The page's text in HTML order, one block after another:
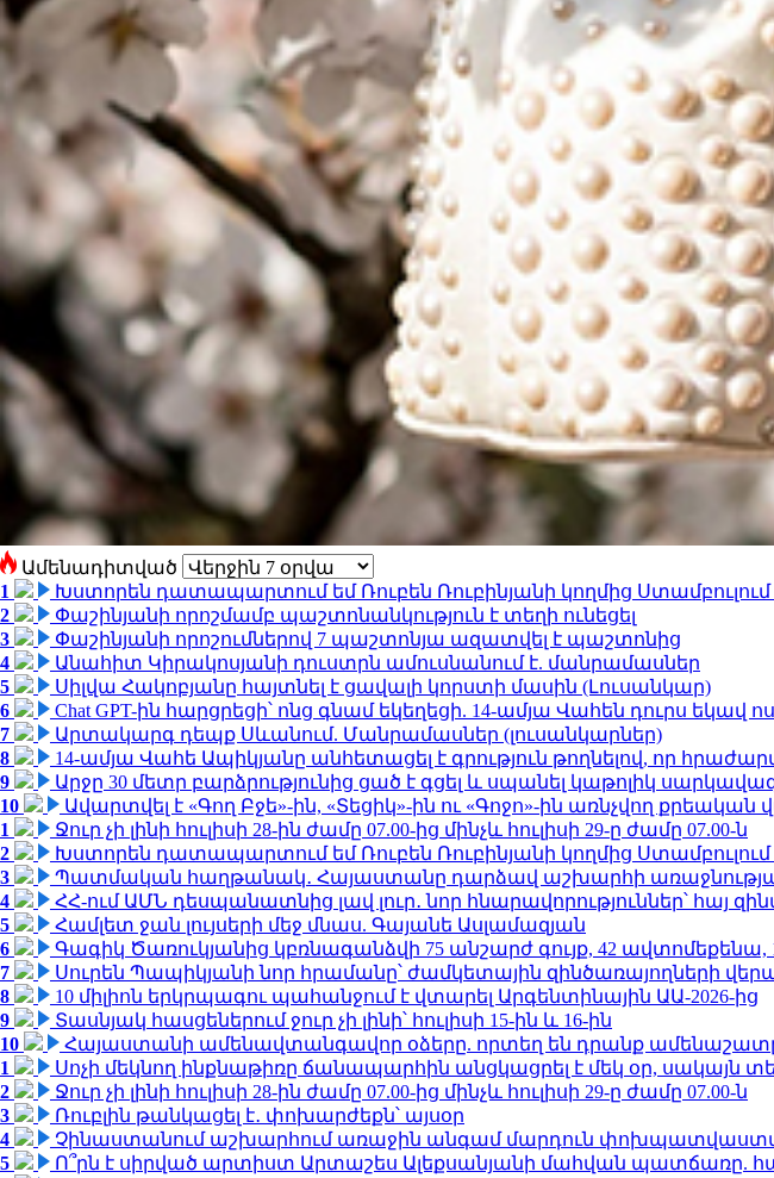
Ամենադիտված
1
Խստորեն դատապարտում եմ Ռուբեն Ռուբինյանի կողմից Ստամբուլում
2
Փաշինյանի որոշմամբ պաշտոնանկություն է տեղի ունեցել
3
Փաշինյանի որոշումներով 7 պաշտոնյա ազատվել է պաշտոնից
4
Անահիտ Կիրակոսյանի դուստրն ամուսնանում է. մանրամասներ
5
Սիլվա Հակոբյանը հայտնել է ցավալի կորստի մասին (Լուսանկար)
6
Chat GPT-ին հարցրեցի՝ ոնց գնամ եկեղեցի. 14-ամյա Վահեն դուրս
7
Արտակարգ դեպք Սևանում. Մանրամասներ (լուսանկարներ)
8
14-ամյա Վահե Ապիկյանը անհետացել է գրություն թողնելով, որ
9
Արջը 30 մետր բարձրությունից ցած է գցել և սպանել կաթոլիկ
10
Ավարտվել է «Գող Բջե»-ին, «Տեցիկ»-ին ու «Գոջո»-ին առնչվող քրեական
1
Ջուր չի լինի հուլիսի 28-ին ժամը 07.00-ից մինչև հուլիսի 29-ը ժամը 07.00-ն
2
Խստորեն դատապարտում եմ Ռուբեն Ռուբինյանի կողմից Ստամբուլում
3
Պատմական հաղթանակ․ Հայաստանը դարձավ աշխարհի
4
ՀՀ-ում ԱՄՆ դեսպանատնից լավ լուր․ նոր հնարավորություններ՝ հայ
5
Համլետ ջան լույսերի մեջ մնաս. Գայանե Ասլամազյան
6
Գագիկ Ծառուկյանից կբռնագանձվի 75 անշարժ գույք, 42 ավտոմեքենա,
7
Սուրեն Պապիկյանի նոր հրամանը՝ ժամկետային զինծառայողների
8
10 միլիոն երկրպագու պահանջում է վտարել Արգենտինային ԱԱ-2026-ից
9
Տասնյակ հասցեներում ջուր չի լինի՝ հուլիսի 15-ին և 16-ին
10
Հայաստանի ամենավտանգավոր օձերը. որտեղ են դրանք
1
Սոչի մեկնող ինքնաթիռը ճանապարհին անցկացրել է մեկ օր, սակայն
2
Ջուր չի լինի հուլիսի 28-ին ժամը 07.00-ից մինչև հուլիսի 29-ը ժամը 07.00-ն
3
Ռուբլին թանկացել է․ փոխարժեքն՝ այսօր
4
Չինաստանում աշխարհում առաջին անգամ մարդուն
5
Ո՞րն է սիրված արտիստ Արտաշես Ալեքսանյանի մահվան պատճառը.